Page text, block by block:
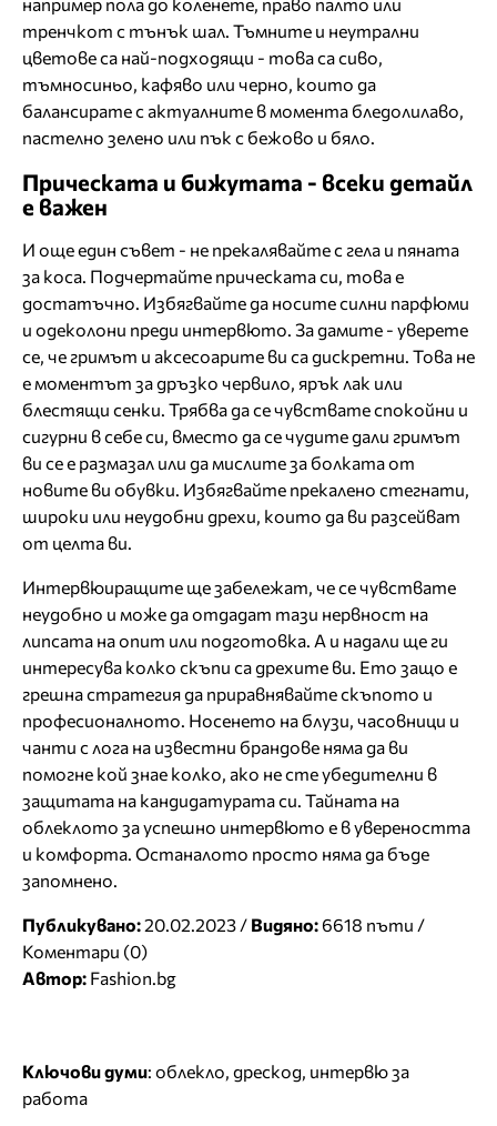
тренчкот с тънък шал. Тъмните и неутрални
цветове са най-подходящи - това са сиво,
тъмносиньо, кафяво или черно, които да
балансирате с актуалните в момента бледолилаво,
пастелно зелено или пък с бежово и бяло.
Прическата и бижутата - всеки детайл
е важен
И още един съвет - не прекалявайте с гела и пяната
за коса. Подчертайте прическата си, това е
достатъчно. Избягвайте да носите силни парфюми
и одеколони преди интервюто. За дамите - уверете
се, че гримът и аксесоарите ви са дискретни. Това не
е моментът за дръзко червило, ярък лак или
блестящи сенки. Трябва да се чувствате спокойни и
сигурни в себе си, вместо да се чудите дали гримът
ви се е размазал или да мислите за болката от
новите ви обувки. Избягвайте прекалено стегнати,
широки или неудобни дрехи, които да ви разсейват
от целта ви.
Интервюиращите ще забележат, че се чувствате
неудобно и може да отдадат тази нервност на
липсата на опит или подготовка. А и надали ще ги
интересува колко скъпи са дрехите ви. Ето защо е
грешна стратегия да приравнявайте скъпото и
професионалното. Носенето на блузи, часовници и
чанти с лога на известни брандове няма да ви
помогне кой знае колко, ако не сте убедителни в
защитата на кандидатурата си. Тайната на
облеклото за успешно интервюто е в увереността
и комфорта. Останалото просто няма да бъде
запомнено.
Публикувано:20.02.2023 / Видяно:6618 пъти /
Коментари (0)
Автор: Fashion.bg
Ключови думи: облекло, дрескод, интервю за
работа